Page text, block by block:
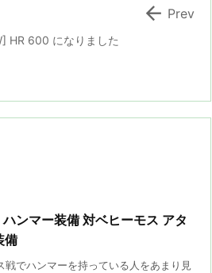
HR 600 になりました
 Prev
ンマー装備 対ベヒーモス アタ
備
戦でハンマーを持っている人をあまり見